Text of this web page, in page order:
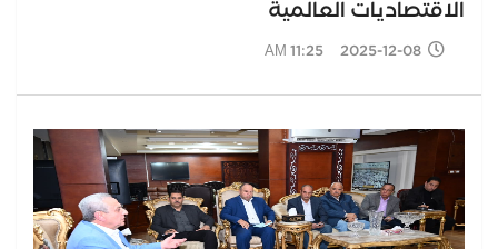
الاقتصاديات العالمية
2025-12-08 11:25 AM